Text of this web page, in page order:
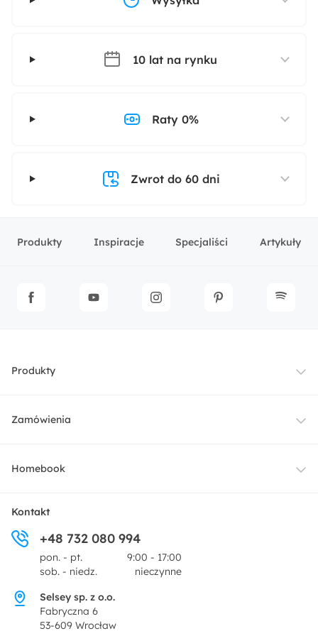
10 lat na rynku
Raty 0%
Zwrot do 60 dni
Produkty Inspiracje Specjaliści Artykuły
Produkty
Meble
Dekoracje i akcesoria
Promocje
Zamówienia
Dostawa
Zwroty
Pytania i odpowiedzi
Homebook
O nas
Centrum prasowe
Regulamin
Kontakt
+48 732 080 994
pon. - pt.
9:00 - 17:00
sob. - niedz.
nieczynne
Selsey sp. z o.o.
Fabryczna 6
53-609 Wrocław